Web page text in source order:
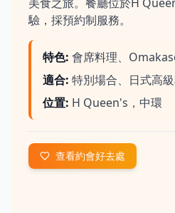
驗，採預約制服務。
特色: 會席料理、
適合: 特別場合、日式高
位置: H Queen's，中環
查看約會好去處